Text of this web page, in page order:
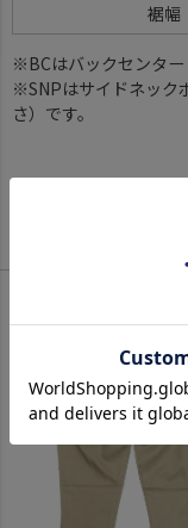
裾幅
※BCはバックセンター
※SNPはサイドネック
さ）です。